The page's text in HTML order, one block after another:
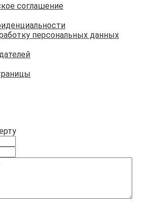
соглашение
персональных данных